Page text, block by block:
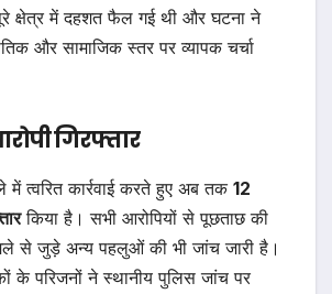
पूरे क्षेत्र में दहशत फैल गई थी और घटना ने
और सामाजिक स्तर पर व्यापक चर्चा
गिरफ्तार
त्वरित कार्रवाई करते हुए अब तक 12
किया है। सभी आरोपियों से पूछताछ की
से जुड़े अन्य पहलुओं की भी जांच जारी है।
के परिजनों ने स्थानीय पुलिस जांच पर